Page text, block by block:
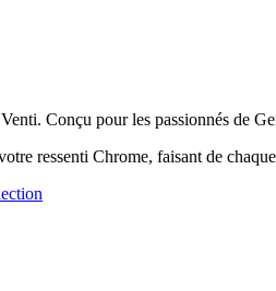
Conçu pour les passionnés de
ressenti Chrome, faisant de